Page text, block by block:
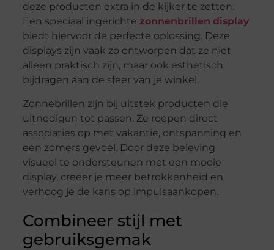
deze producten extra in de kijker te zetten.
Een speciaal ingerichte zonnenbrillen display
biedt hiervoor de perfecte oplossing. Deze
displays zijn vaak zo ontworpen dat ze niet
alleen praktisch zijn, maar ook esthetisch
bijdragen aan de sfeer van je winkel.
Zonnebrillen zijn bij uitstek producten die
uitnodigen tot passen. Ze roepen direct
associaties op met vakantie, ontspanning en
een zomers gevoel. Door deze beleving
visueel te ondersteunen met een mooie
display, creëer je meer betrokkenheid en
verhoog je de kans op impulsaankopen.
Combineer stijl met
gebruiksgemak